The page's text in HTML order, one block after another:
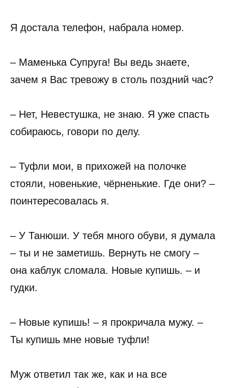
Я достала телефон, набрала номер.
– Маменька Супруга! Вы ведь знаете,
зачем я Вас тревожу в столь поздний час?
– Нет, Невестушка, не знаю. Я уже спасть
собираюсь, говори по делу.
– Туфли мои, в прихожей на полочке
стояли, новенькие, чёрненькие. Где они? –
поинтересовалась я.
– У Танюши. У тебя много обуви, я думала
– ты и не заметишь. Вернуть не смогу –
она каблук сломала. Новые купишь. – и
гудки.
– Новые купишь! – я прокричала мужу. –
Ты купишь мне новые туфли!
Муж ответил так же, как и на все